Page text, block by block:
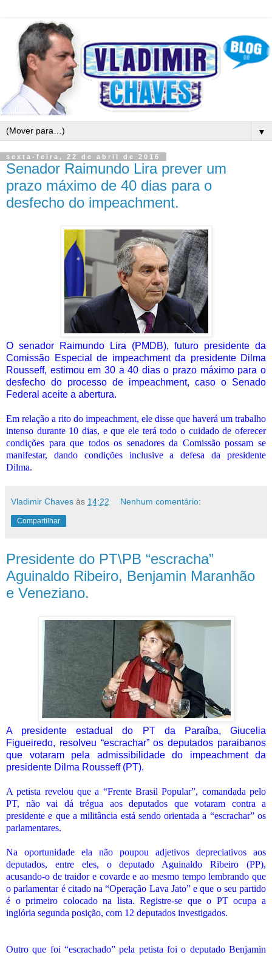
▼
sexta-feira, 22 de abril de 2016
Senador Raimundo Lira prever um
prazo máximo de 40 dias para o
desfecho do impeachment.
O senador Raimundo Lira (PMDB), futuro presidente da
Comissão Especial de impeachment da presidente Dilma
Rousseff, estimou em 30 a 40 dias o prazo máximo para o
desfecho do processo de impeachment, caso o Senado
Federal aceite a abertura.
Em relação a rito do impeachment, ele disse que haverá um trabalho
intenso durante 10 dias, e que ele terá todo o cuidado de oferecer
condições para que todos os senadores da Comissão possam se
manifestar, dando condições inclusive a defesa da presidente
Dilma.
Vladimir Chaves às 14:22 Nenhum comentário:
Compartilhar
Presidente do PT\PB “escracha”
Aguinaldo Ribeiro, Benjamin Maranhão
e Veneziano.
A presidente estadual do PT da Paraíba, Giucelia
Figueiredo, resolveu “escrachar” os deputados paraibanos
que votaram pela admissibilidade do impeachment da
presidente Dilma Rousseff (PT).
A petista revelou que a “Frente Brasil Popular”, comandada pelo
PT, não vai dá trégua aos deputados que votaram contra a
presidente e que a militância está sendo orientada a “escrachar” os
parlamentares.
Na oportunidade ela não poupou adjetivos depreciativos aos
deputados, entre eles, o deputado Aguinaldo Ribeiro (PP),
acusando-o de traidor e covarde e ao mesmo tempo lembrando que
o parlamentar é citado na “Operação Lava Jato” e que o seu partido
é o primeiro colocado na lista. Registre-se que o PT ocupa a
inglória segunda posição, com 12 deputados investigados.
Outro que foi “escrachado” pela petista foi o deputado Benjamin